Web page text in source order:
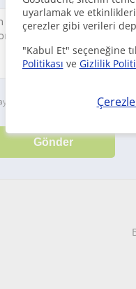
uyarlamak ve
çerezler gibi verileri
"Kabul Et" seçeneğine
Politikası ve Gizlilik
şartlar ve koşullarımızıile